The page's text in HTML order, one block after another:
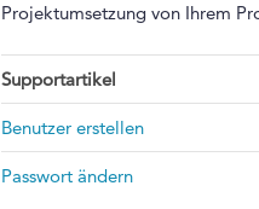
Projektumsetzung von Ihrem
Supportartikel
Benutzer erstellen
Passwort ändern